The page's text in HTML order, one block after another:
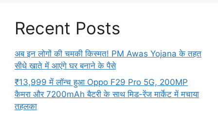
Recent Posts
अब इन लोगों की चमकी किस्मत! PM Awas Yojana के तहत
सीधे खाते में आएंगे घर बनाने के पैसे
₹13,999 में लॉन्च हुआ Oppo F29 Pro 5G, 200MP
कैमरा और 7200mAh बैटरी के साथ मिड-रेंज मार्केट में मचाया
तहलका